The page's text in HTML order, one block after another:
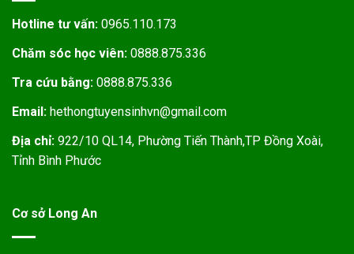
Hotline tư vấn: 0965.110.173
Chăm sóc học viên: 0888.875.336
Tra cứu bằng: 0888.875.336
Email: hethongtuyensinhvn@gmail.com
Địa chỉ: 922/10 QL14, Phường Tiến Thành,TP Đồng Xoài,
Tỉnh Bình Phước
Cơ sở Long An